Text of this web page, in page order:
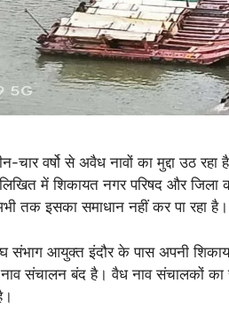
चार वर्षो से अवैध नावों का मुद्दा उठ
लिखित में शिकायत नगर परिषद और
तक इसका समाधान नहीं कर पा रहा है।
संभाग आयुक्त इंदौर के पास अपनी
संचालन बंद है। वैध नाव संचालकों का